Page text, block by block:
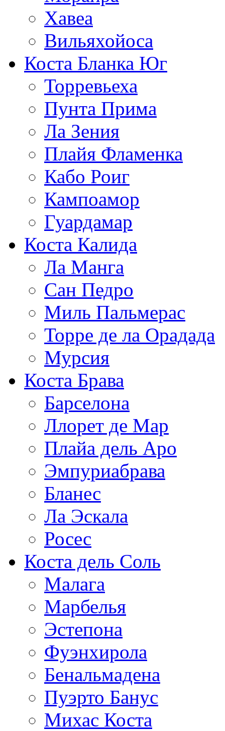
Хавеа
Вильяхойоса
Коста Бланка Юг
Торревьеха
Пунта Прима
Ла Зения
Плайя Фламенка
Кабо Роиг
Кампоамор
Гуардамар
Коста Калида
Ла Манга
Сан Педро
Миль Пальмерас
Торре де ла Орадада
Мурсия
Коста Брава
Барселона
Ллорет де Мар
Плайа дель Аро
Эмпуриабрава
Бланес
Ла Эскала
Росес
Коста дель Соль
Малага
Марбелья
Эстепона
Фуэнхирола
Бенальмадена
Пуэрто Банус
Михас Коста